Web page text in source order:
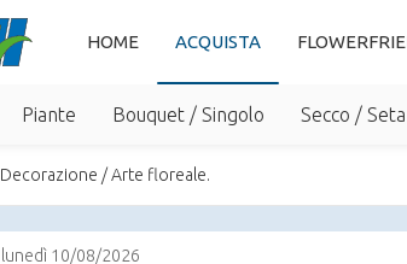
HOME ACQUISTA
Piante Bouquet / Singolo Secco /
Decorazione / Arte floreale.
lunedì 10/08/2026